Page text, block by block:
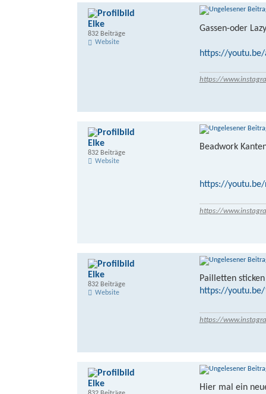
Gassen-oder
https://youtu.be/
https://
Elke
832 Beiträge
Website
Beadwork
https://youtu.be/
https://
Elke
832 Beiträge
Website
Pailletten sticken
https://youtu.be/
https://
Elke
832 Beiträge
Website
Hier mal ein
Elke